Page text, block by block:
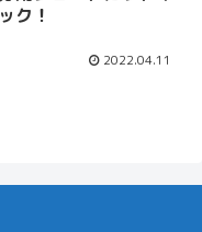
ク！
2022.04.11